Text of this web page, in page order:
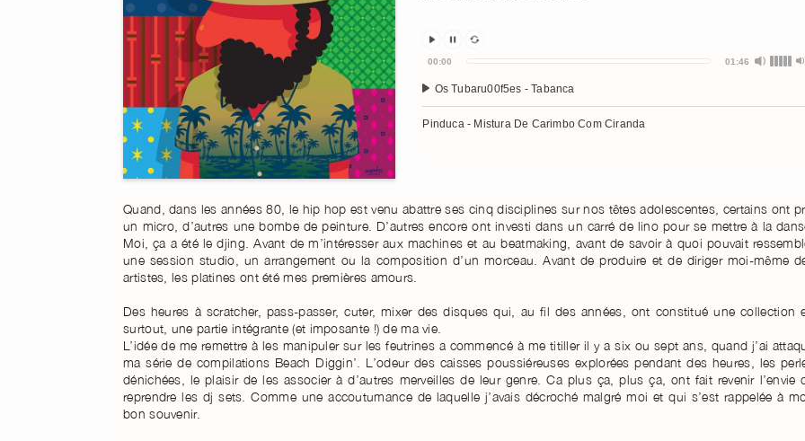
Audio
Player
Os Tubaru00f5es - Tabanca
Pinduca - Mistura De Carimbo Com Ciranda
00:00 01:46
Quand, dans les années 80, le hip hop est venu abattre ses cinq disciplines sur nos têtes adolescentes, certains ont
un micro, d’autres une bombe de peinture. D’autres encore ont investi dans un carré de lino pour se mettre à la
Moi, ça a été le djing. Avant de m’intéresser aux machines et au beatmaking, avant de savoir à quoi pouvait
une session studio, un arrangement ou la composition d’un morceau. Avant de produire et de diriger moi-même
artistes, les platines ont été mes premières amours.
Des heures à scratcher, pass-passer, cuter, mixer des disques qui, au fil des années, ont constitué une collection
surtout, une partie intégrante (et imposante !) de ma vie.
L’idée de me remettre à les manipuler sur les feutrines a commencé à me titiller il y a six ou sept ans, quand j’ai
ma série de compilations Beach Diggin’. L’odeur des caisses poussiéreuses explorées pendant des heures, les
dénichées, le plaisir de les associer à d’autres merveilles de leur genre. Ca plus ça, plus ça, ont fait revenir l’envie
reprendre les dj sets. Comme une accoutumance de laquelle j’avais décroché malgré moi et qui s’est rappelée à
bon souvenir.